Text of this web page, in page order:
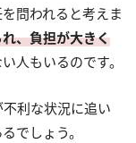
問われると考えま
、負担が大きく
人もいるのです。
利な状況に追い
でしょう。